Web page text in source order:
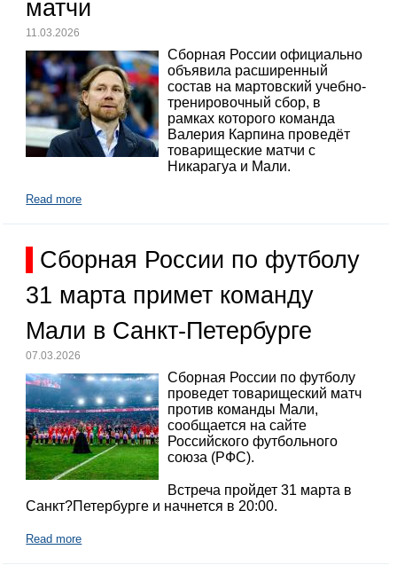
матчи
11.03.2026
Сборная России официально
объявила расширенный
состав на мартовский учебно-
тренировочный сбор, в
рамках которого команда
Валерия Карпина проведёт
товарищеские матчи с
Никарагуа и Мали.
Read more
Сборная России по футболу
31 марта примет команду
Мали в Санкт-Петербурге
07.03.2026
Сборная России по футболу
проведет товарищеский матч
против команды Мали,
сообщается на сайте
Российского футбольного
союза (РФС).
Встреча пройдет 31 марта в
Санкт?Петербурге и начнется в 20:00.
Read more